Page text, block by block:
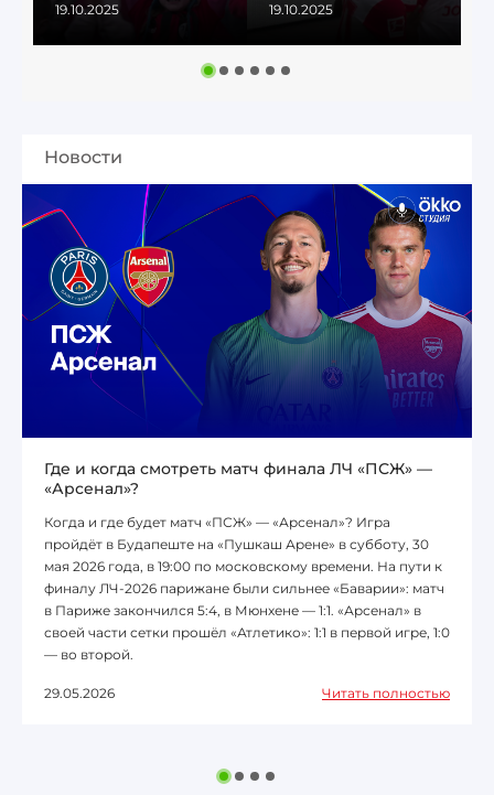
19.10.2025 19.10.2025
Новости
Где и когда смотреть матч финала ЛЧ «ПСЖ» —
«Арсенал»?
Когда и где будет матч «ПСЖ» — «Арсенал»? Игра
пройдёт в Будапеште на «Пушкаш Арене» в субботу, 30
мая 2026 года, в 19:00 по московскому времени. На пути к
финалу ЛЧ-2026 парижане были сильнее «Баварии»: матч
в Париже закончился 5:4, в Мюнхене — 1:1. «Арсенал» в
своей части сетки прошёл «Атлетико»: 1:1 в первой игре, 1:0
— во второй.
29.05.2026 Читать полностью